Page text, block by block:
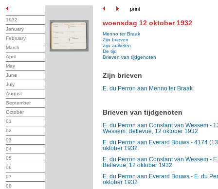
print
1932
January
February
March
April
May
June
July
August
September
October
01
02
03
04
05
06
07
08
woensdag 12 oktober 1932
Menno ter Braak
Zijn brieven
Zijn artikelen
De tijd
Brieven van tijdgenoten
Zijn brieven
E. du Perron aan Menno ter Braak
Brieven van tijdgenoten
E. du Perron aan Constant van Wessem -
Wessem: Bellevue, 12 oktober 1932
E. du Perron aan Everard Bouws - 4174
oktober 1932
E. du Perron aan Constant van Wessem -
Bellevue, 12 oktober 1932
E. du Perron aan Everard Bouws - E. du
oktober 1932